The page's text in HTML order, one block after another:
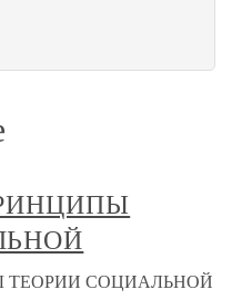
СОЦИАЛЬНОЙ